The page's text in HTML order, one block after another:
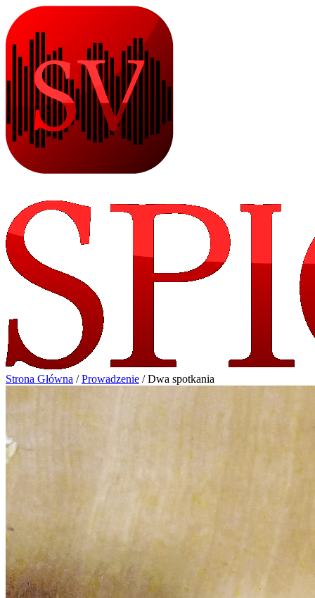
Strona Główna / Prowadzenie / Dwa spotkania